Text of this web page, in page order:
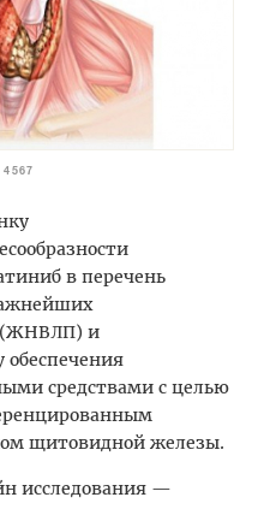
4567
в перечень
(ЖНВЛП) и
обеспечения
средствами с целью
щитовидной железы.
исследования —